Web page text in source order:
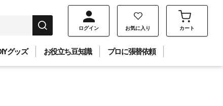
ログイン お気に入り カート
グッズ お役立ち豆知識 プロに張替依頼